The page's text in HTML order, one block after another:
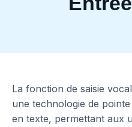
La fonction de saisie
une technologie de
en texte, permettant aux